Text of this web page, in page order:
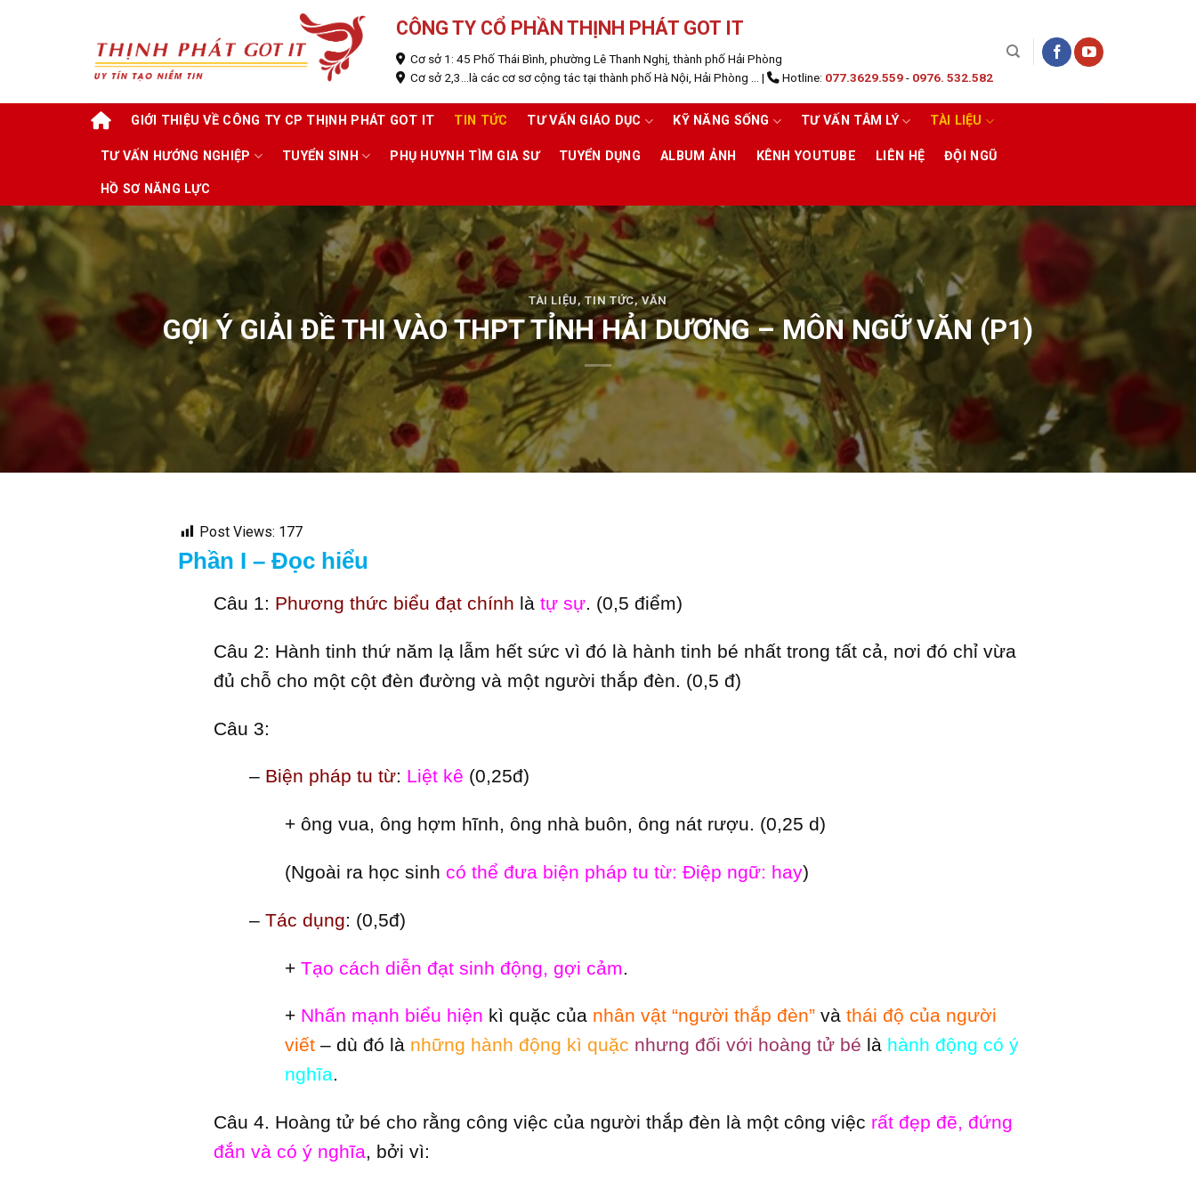
CÔNG TY CỔ PHẦN THỊNH PHÁT GOT IT
Cơ sở 1: 45 Phố Thái Bình, phường Lê Thanh Nghị, thành phố Hải Phòng
Cơ sở 2,3...là các cơ sơ cộng tác tại thành phố Hà Nội, Hải Phòng ... | Hotline: 077.3629.559- 0976. 532.582
GIỚI THIỆU VỀ CÔNG TY CP THỊNH PHÁT GOT IT TIN TỨC TƯ VẤN GIÁO DỤC KỸ NĂNG SỐNG TƯ VẤN TÂM LÝ TÀI LIỆU
TƯ VẤN HƯỚNG NGHIỆP TUYỂN SINH PHỤ HUYNH TÌM GIA SƯ TUYỂN DỤNG ALBUM ẢNH KÊNH YOUTUBE LIÊN HỆ ĐỘI NGŨ
HỒ SƠ NĂNG LỰC
TÀI LIỆU ,TIN TỨC,VĂN
GỢI Ý GIẢI ĐỀ THI VÀO THPT TỈNH HẢI DƯƠNG – MÔN NGỮ VĂN (P1)
Post Views: 177
Phần I – Đọc hiểu
Câu 1: Phương thức biểu đạt chính là tự sự. (0,5 điểm)
Câu 2: Hành tinh thứ năm lạ lẫm hết sức vì đó là hành tinh bé nhất trong tất cả, nơi đó chỉ vừa
đủ chỗ cho một cột đèn đường và một người thắp đèn. (0,5 đ)
Câu 3:
– Biện pháp tu từ: Liệt kê (0,25đ)
+ ông vua, ông hợm hĩnh, ông nhà buôn, ông nát rượu. (0,25 d)
(Ngoài ra học sinh có thể đưa biện pháp tu từ: Điệp ngữ: hay)
– Tác dụng: (0,5đ)
+ Tạo cách diễn đạt sinh động, gợi cảm
+ Nhấn mạnh biểu hiện kì quặc của nhân vật “người thắp đèn”và thái độ của người
viết– dù đó là những hành động kì quặc nhưng đối với hoàng tử bé là hành động có ý
nghĩa.
Câu 4. Hoàng tử bé cho rằng công việc của người thắp đèn là một công việc rất đẹp đẽ, đứng
đắn và có ý nghĩa, bởi vì: